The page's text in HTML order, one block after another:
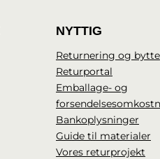
NYTTIG
Returnering og bytte
Returportal
Emballage- og
Bankoplysninger
Guide til materialer
Vores returprojekt